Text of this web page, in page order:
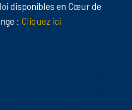
disponibles en Cœur de
: Cliquez ici